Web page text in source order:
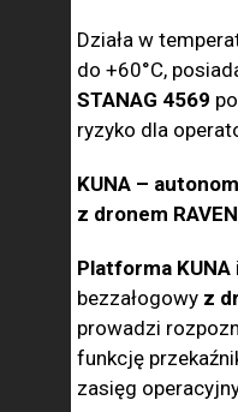
Działa w
do +60°C,
STANAG 4569
ryzyko dla
KUNA –
z dronem RAVEN
Platforma KUNA
bezzałogowy z
prowadzi
funkcję
zasięg